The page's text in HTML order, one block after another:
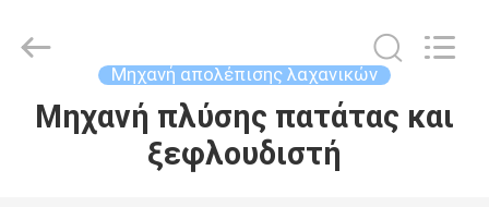
ΣΠΊΤΙ
Rights
Μηχανή απολέπισης λαχανικών
Μηχανή πλύσης πατάτας και
ξεφλουδιστή